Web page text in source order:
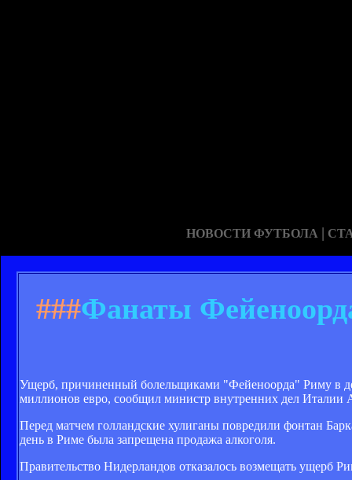
НОВОСТИ ФУТБОЛА |
###Фанаты
Ущерб, причиненный болельщиками "Фейеноорда" Риму в
миллионов евро, сообщил министр внутренних дел
Перед матчем голландские хулиганы повредили фонтан
день в Риме была запрещена продажа алкоголя.
Правительство Нидерландов отказалось возмещать ущерб